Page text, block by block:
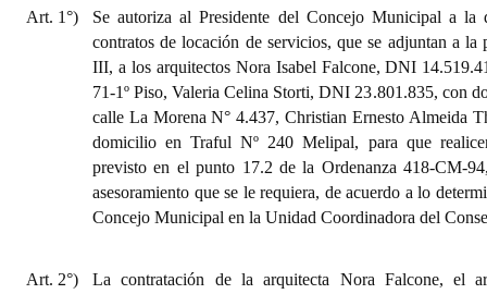
Art. 1°)
Se autoriza al Presidente del Concejo Municipal a
contratos de locación de servicios, que se adjuntan a
III, a los arquitectos Nora Isabel Falcone, DNI
71-1º Piso, Valeria Celina Storti, DNI 23.801.835, con
calle La Morena N° 4.437, Christian Ernesto Almeida
domicilio en Traful Nº 240 Melipal, para que
previsto en el punto 17.2 de la Ordenanza 418-CM-
asesoramiento que se le requiera, de acuerdo a lo
Concejo Municipal en la Unidad Coordinadora del
Art. 2°) La contratación de la arquitecta Nora Falcone, el